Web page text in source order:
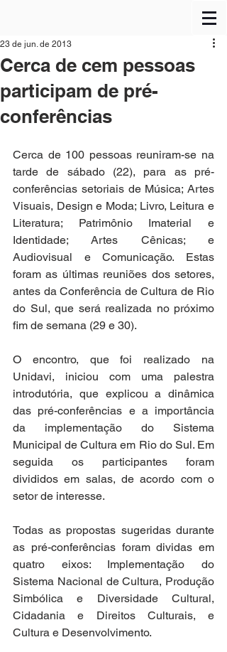
Cerca de cem pessoas
participam de pré-
conferências
23 de jun. de 2013
Cerca de 100 pessoas reuniram-se na
tarde de sábado (22), para as pré-
conferências setoriais de Música; Artes
Visuais, Design e Moda; Livro, Leitura e
Literatura; Patrimônio Imaterial e
Identidade; Artes Cênicas; e
Audiovisual e Comunicação. Estas
foram as últimas reuniões dos setores,
antes da Conferência de Cultura de Rio
do Sul, que será realizada no próximo
fim de semana (29 e 30).
O encontro, que foi realizado na
Unidavi, iniciou com uma palestra
introdutória, que explicou a dinâmica
das pré-conferências e a importância
da implementação do Sistema
Municipal de Cultura em Rio do Sul. Em
seguida os participantes foram
divididos em salas, de acordo com o
setor de interesse.
Todas as propostas sugeridas durante
as pré-conferências foram dividas em
quatro eixos: Implementação do
Sistema Nacional de Cultura, Produção
Simbólica e Diversidade Cultural,
Cidadania e Direitos Culturais, e
Cultura e Desenvolvimento.